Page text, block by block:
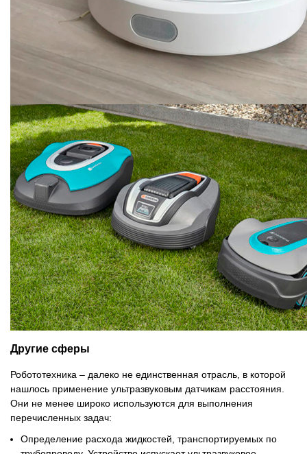
Другие сферы
Робототехника – далеко не единственная отрасль, в которой
нашлось применение ультразвуковым датчикам расстояния.
Они не менее широко используются для выполнения
перечисленных задач:
Определение расхода жидкостей, транспортируемых по